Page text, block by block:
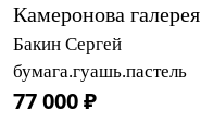
Камеронова галерея
Бакин Сергей
бумага.гуашь.пастель
77 000 ₽